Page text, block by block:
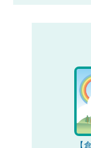
【